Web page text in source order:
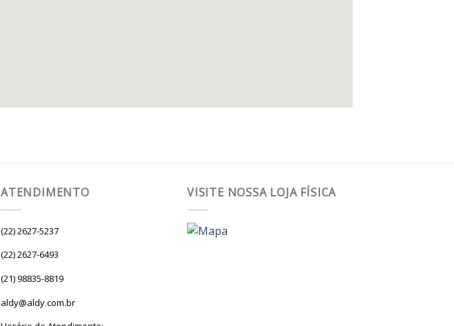
ATENDIMENTO
(22) 2627-5237
(22) 2627-6493
(21) 98835-8819
aldy@aldy.com.br
VISITE NOSSA LOJA FÍSICA